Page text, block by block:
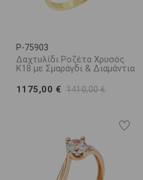
P-75903
Δαχτυλίδι Ροζέτα Χρυσός
Κ18 με Σμαράγδι & Διαμάντια
1175,00 € 1410,00 €